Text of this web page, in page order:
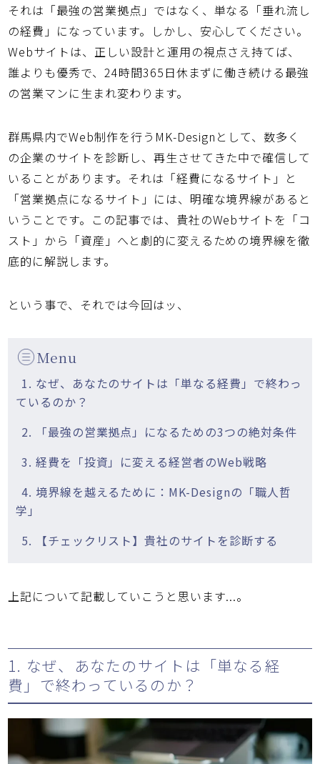
それは「最強の営業拠点」ではなく、単なる「垂れ流し
の経費」になっています。しかし、安心してください。
Webサイトは、正しい設計と運用の視点さえ持てば、
誰よりも優秀で、24時間365日休まずに働き続ける最強
の営業マンに生まれ変わります。
群馬県内でWeb制作を行うMK-Designとして、数多く
の企業のサイトを診断し、再生させてきた中で確信して
いることがあります。それは「経費になるサイト」と
「営業拠点になるサイト」には、明確な境界線があると
いうことです。この記事では、貴社のWebサイトを「コ
スト」から「資産」へと劇的に変えるための境界線を徹
底的に解説します。
という事で、それでは今回はッ、
Menu
1. なぜ、あなたのサイトは「単なる経費」で終わっ
ているのか？
2. 「最強の営業拠点」になるための3つの絶対条件
3. 経費を「投資」に変える経営者のWeb戦略
4. 境界線を越えるために：MK-Designの「職人哲
学」
5. 【チェックリスト】貴社のサイトを診断する
上記について記載していこうと思います...。
1. なぜ、あなたのサイトは「単なる経
費」で終わっているのか？